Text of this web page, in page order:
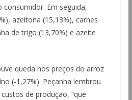
Em seguida,
azeitona (15,13%), carnes
de trigo (13,70%) e azeite
queda nos preços do arroz
(-1,27%). Peçanha lembrou
de produção, “que